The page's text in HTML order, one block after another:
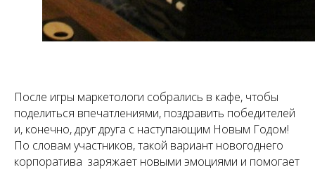
После игры маркетологи собрались в кафе, чтобы
поделиться впечатлениями, поздравить победителей
и, конечно, друг друга с наступающим Новым Годом!
По словам участников, такой вариант новогоднего
корпоратива заряжает новыми эмоциями и помогает